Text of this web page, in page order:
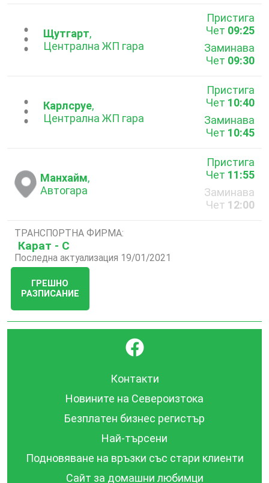
...Щутгарт,
Централна ЖП гара
Пристига
Чет 09:25
Заминава
Чет 09:30
...Карлсруе,
Централна ЖП гара
Пристига
Чет 10:40
Заминава
Чет 10:45
Манхайм,
Автогара
Пристига
Чет 11:55
Заминава
Чет 12:00
ТРАНСПОРТНА ФИРМА:
Карат - С
Последна актуализация 19/01/2021
ГРЕШНО
РАЗПИСАНИЕ
}
Контакти
Новините на Североизтока
Безплатен бизнес регистър
Най-търсени
Подновяване на връзки със стари клиенти
Сайт за домашни любимци